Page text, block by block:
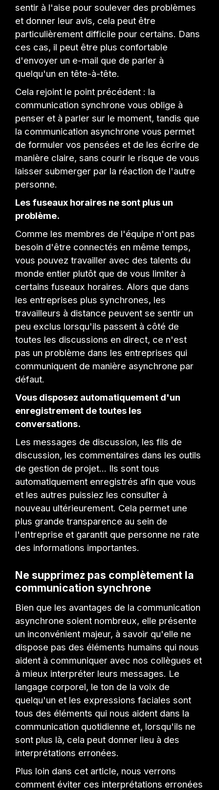
sentir à l'aise pour soulever des problèmes
et donner leur avis, cela peut être
particulièrement difficile pour certains. Dans
ces cas, il peut être plus confortable
d'envoyer un e-mail que de parler à
quelqu'un en tête-à-tête.
Cela rejoint le point précédent : la
communication synchrone vous oblige à
penser et à parler sur le moment, tandis que
la communication asynchrone vous permet
de formuler vos pensées et de les écrire de
manière claire, sans courir le risque de vous
laisser submerger par la réaction de l'autre
personne.
Les fuseaux horaires ne sont plus un
problème.
Comme les membres de l'équipe n'ont pas
besoin d'être connectés en même temps,
vous pouvez travailler avec des talents du
monde entier plutôt que de vous limiter à
certains fuseaux horaires. Alors que dans
les entreprises plus synchrones, les
travailleurs à distance peuvent se sentir un
peu exclus lorsqu'ils passent à côté de
toutes les discussions en direct, ce n'est
pas un problème dans les entreprises qui
communiquent de manière asynchrone par
défaut.
Vous disposez automatiquement d'un
enregistrement de toutes les
conversations.
Les messages de discussion, les fils de
discussion, les commentaires dans les outils
de gestion de projet... Ils sont tous
automatiquement enregistrés afin que vous
et les autres puissiez les consulter à
nouveau ultérieurement. Cela permet une
plus grande transparence au sein de
l'entreprise et garantit que personne ne rate
des informations importantes.
Ne supprimez pas complètement la
communication synchrone
Bien que les avantages de la communication
asynchrone soient nombreux, elle présente
un inconvénient majeur, à savoir qu'elle ne
dispose pas des éléments humains qui nous
aident à communiquer avec nos collègues et
à mieux interpréter leurs messages. Le
langage corporel, le ton de la voix de
quelqu'un et les expressions faciales sont
tous des éléments qui nous aident dans la
communication quotidienne et, lorsqu'ils ne
sont plus là, cela peut donner lieu à des
interprétations erronées.
Plus loin dans cet article, nous verrons
comment éviter ces interprétations erronées